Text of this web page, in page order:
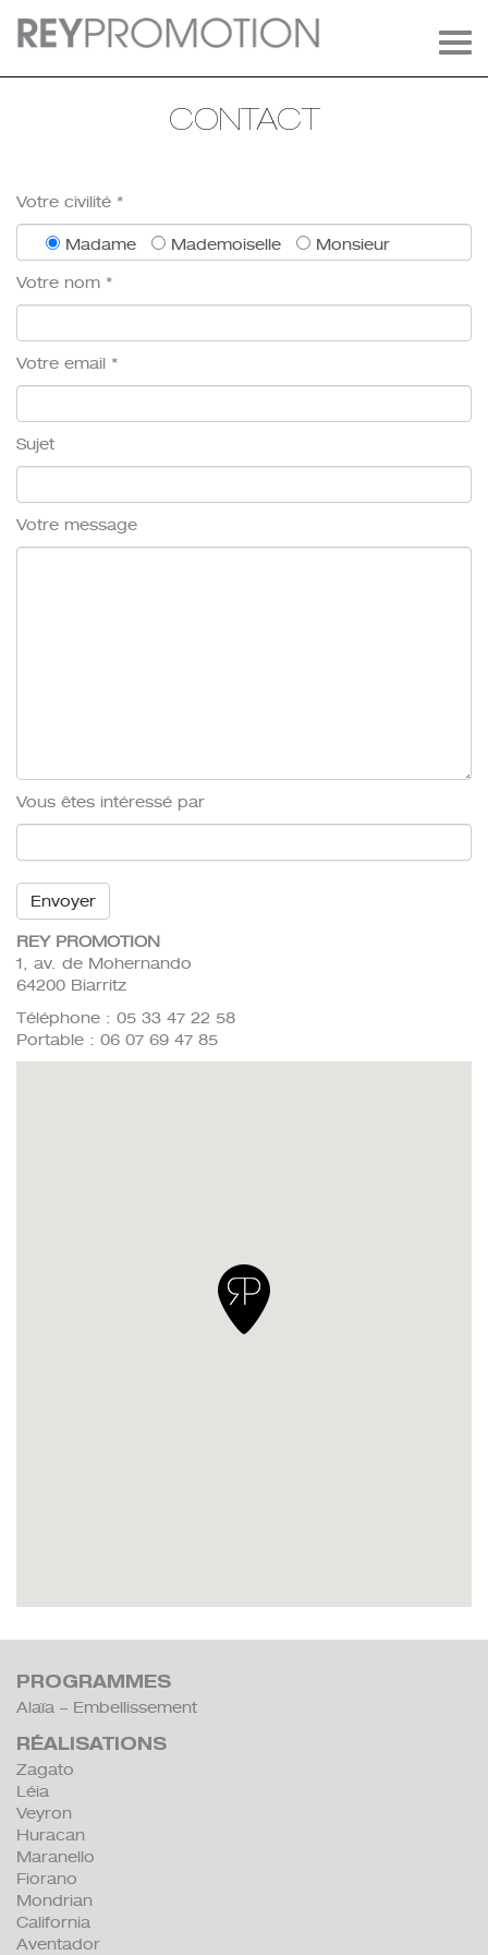
CONTACT
Votre civilité *
Madame Mademoiselle Monsieur
Votre nom *
Votre email *
Sujet
Votre message
Vous êtes intéressé par
REY PROMOTION
1, av. de Mohernando
64200 Biarritz
Téléphone : 05 33 47 22 58
Portable : 06 07 69 47 85
PROGRAMMES
Alaïa – Embellissement
RÉALISATIONS
Zagato
Léia
Veyron
Huracan
Maranello
Fiorano
Mondrian
California
Aventador